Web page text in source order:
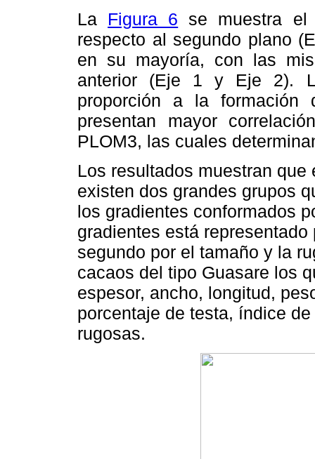
La Figura 6 se muestra el
respecto al segundo plano
en su mayoría, con las
anterior (Eje 1 y Eje 2).
proporción a la formación
presentan mayor
PLOM3, las cuales
Los resultados muestran
existen dos grandes grupos
los gradientes conformados
gradientes está
segundo por el tamaño y la
cacaos del tipo Guasare los
espesor, ancho, longitud,
porcentaje de testa, índice
rugosas.